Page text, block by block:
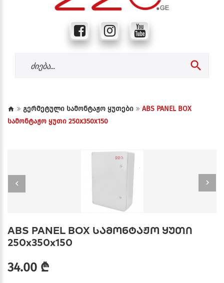
გერმეტული სამონტაჟო ყუთები
ABS PANEL BOX
სამონტაჟო ყუთი 250x350x150
ABS PANEL BOX სამონტაჟო ყუთი
250x350x150
34.00 ₾